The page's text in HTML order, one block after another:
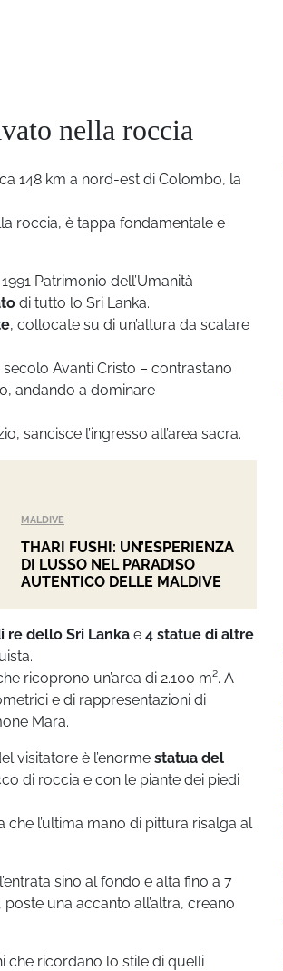
nella roccia
148 km a nord-est di Colombo, la
roccia, è tappa fondamentale e
Patrimonio dell’Umanità
di tutto lo Sri Lanka.
, collocate su di un’altura da scalare
Avanti Cristo – contrastano
andando a dominare
sancisce l’ingresso all’area sacra.
MALDIVE
THARI FUSHI: UN’ESPERIENZA
DI LUSSO NEL PARADISO
AUTENTICO DELLE MALDIVE
re dello Sri Lanka e 4 statue di altre
ricoprono un’area di 2.100 m². A
e di rappresentazioni di
Mara.
visitatore è l’enorme statua del
di roccia e con le piante dei piedi
l’ultima mano di pittura risalga al
sino al fondo e alta fino a 7
una accanto all’altra, creano
che ricordano lo stile di quelli